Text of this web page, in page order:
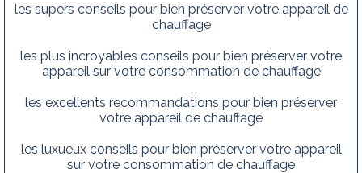
les supers conseils pour bien préserver votre appareil de
chauffage
les plus incroyables conseils pour bien préserver votre
appareil sur votre consommation de chauffage
les excellents recommandations pour bien préserver
votre appareil de chauffage
les luxueux conseils pour bien préserver votre appareil
sur votre consommation de chauffage